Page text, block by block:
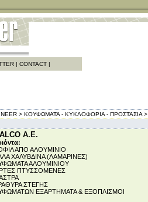
| CONTACT|
> ΚΟΥΦΩΜΑΤΑ - ΚΥΚΛΟΦΟΡΙΑ - ΠΡΟΣΤΑΣΙΑ >
A.E.
ΑΠΟ ΑΛΟΥΜΙΝΙΟ
ΧΑΛΥΒΔΙΝΑ (ΛΑΜΑΡΙΝΕΣ)
ΑΛΟΥΜΙΝΙΟΥ
ΠΤΥΣΣΟΜΕΝΕΣ
ΣΤΕΓΗΣ
ΕΞΑΡΤΗΜΑΤΑ & ΕΞΟΠΛΙΣΜΟΙ